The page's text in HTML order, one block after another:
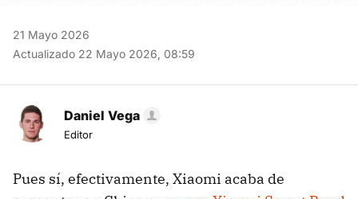
21 Mayo 2026
Actualizado 22 Mayo 2026, 08:59
Daniel Vega
Editor
Pues sí, efectivamente, Xiaomi acaba de